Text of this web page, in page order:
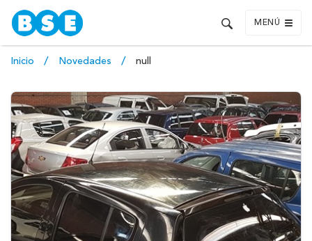
MENÚ
Inicio Novedades null